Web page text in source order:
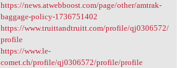
https://news.atwebboost.com/page/other/amtrak-
baggage-policy-1736751402
https://www.truittandtruitt.com/profile/qj0306572/
profile
https://www.le-
comet.ch/profile/qj0306572/profile/profile